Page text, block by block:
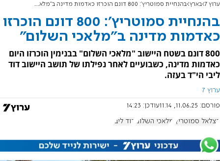
ערוץ 7 בארץ בהנחיית סמוטריץ': 800 דונם הוכרזו כאדמות מדינה ב"מלאכי השלום"
בהנחיית סמוטריץ': 800 דונם הוכרזו
כאדמות מדינה ב"מלאכי השלום"
800 דונם בשטח היישוב "מלאכי השלום" בבנימין הוכרזו היום
כאדמות מדינה, כשבועיים לאחר נפילתו של תושב היישוב דוד
ליבי הי"ד בעזה.
ערוץ 7
פורסם: 11.06.25, 11:14 עודכן: 14:23
בצלאל סמוטריץ' מלאכי השלום דוד ליבי